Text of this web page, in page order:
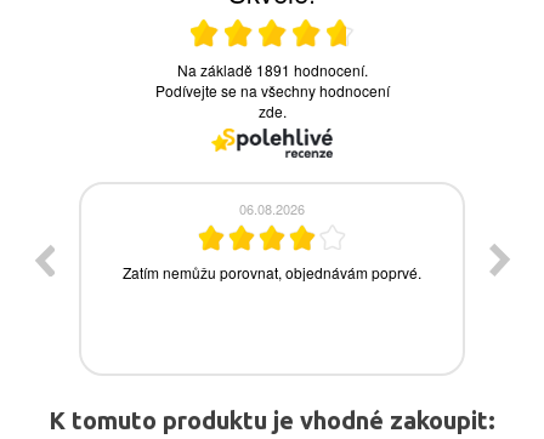
K tomuto produktu je vhodné zakoupit: